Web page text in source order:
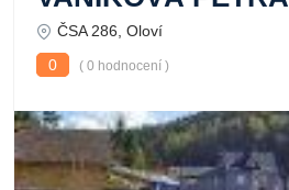
ČSA 286, Oloví
0
( 0 hodnocení )